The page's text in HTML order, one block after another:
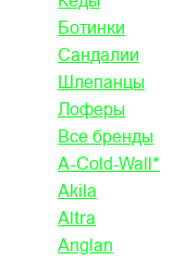
Ботинки
Сандалии
Шлепанцы
Лоферы
Все бренды
A-Cold-Wall*
Akila
Altra
Anglan